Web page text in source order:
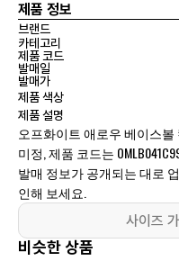
제품 정보
브랜드
카테고리
제품 코드
발매일
발매가
제품 색상
제품 설명
오프화이트 애로우 베이스
미정, 제품 코드는
발매 정보가 공개되는 대로
인해 보세요.
사이즈
비슷한 상품